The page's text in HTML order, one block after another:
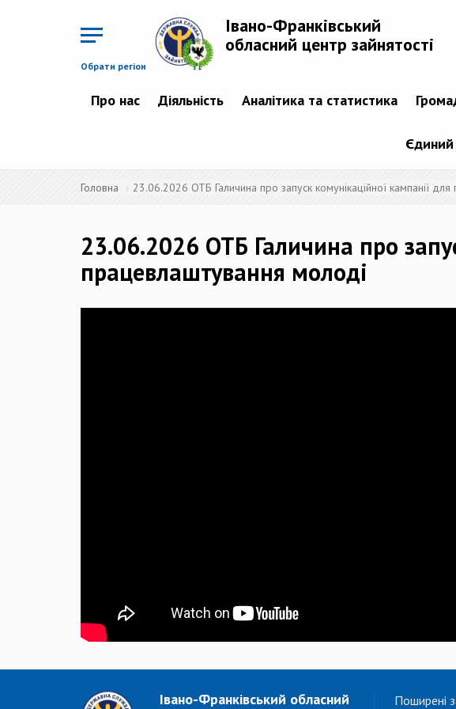
Обрати регіон
Івано-Франківський
обласний центр зайнятості
Про нас Діяльність Аналітика та статистика
Єдиний
Головна 23.06.2026 ОТБ Галичина про запуск комунікаційної кампанії
23.06.2026 ОТБ Галичина про
працевлаштування молоді
Івано-Франківський обласний Поширені